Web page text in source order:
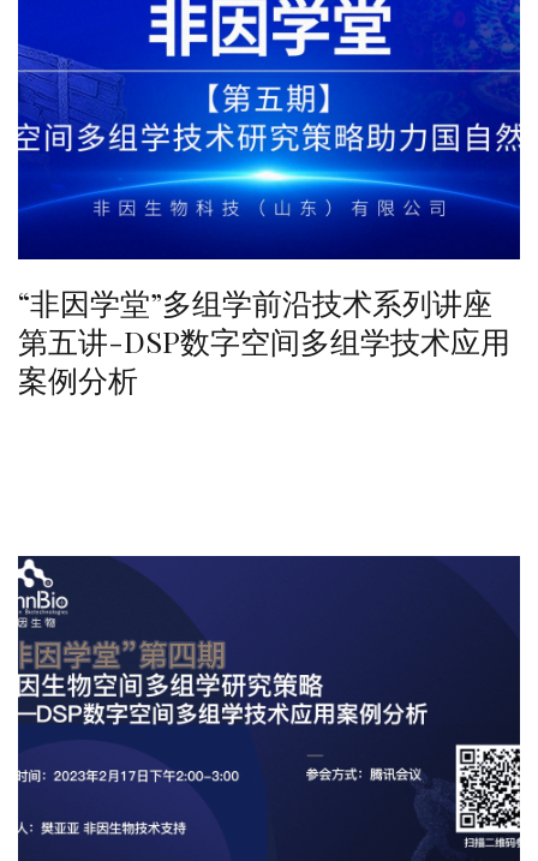
“非因学堂”多组学前沿技术系列讲座
第五讲-DSP数字空间多组学技术应用
案例分析